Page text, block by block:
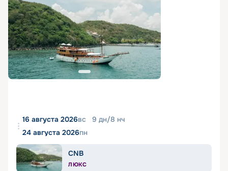
16 августа 2026вс 9 дн/8 нч
24 августа 2026пн
CNB
ЛЮКС